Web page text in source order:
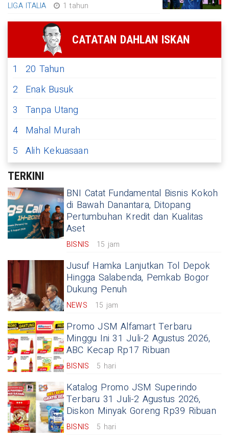
LIGA ITALIA 1 tahun
CATATAN DAHLAN ISKAN
1
20 Tahun
2
Enak Busuk
3
Tanpa Utang
4 Mahal Murah
5 Alih Kekuasaan
TERKINI
BNI Catat Fundamental Bisnis Kokoh
di Bawah Danantara, Ditopang
Pertumbuhan Kredit dan Kualitas
Aset
BISNIS 15 jam
Jusuf Hamka Lanjutkan Tol Depok
Hingga Salabenda, Pemkab Bogor
Dukung Penuh
NEWS 15 jam
Promo JSM Alfamart Terbaru
Minggu Ini 31 Juli-2 Agustus 2026,
ABC Kecap Rp17 Ribuan
BISNIS 5 hari
Katalog Promo JSM Superindo
Terbaru 31 Juli-2 Agustus 2026,
Diskon Minyak Goreng Rp39 Ribuan
BISNIS 5 hari